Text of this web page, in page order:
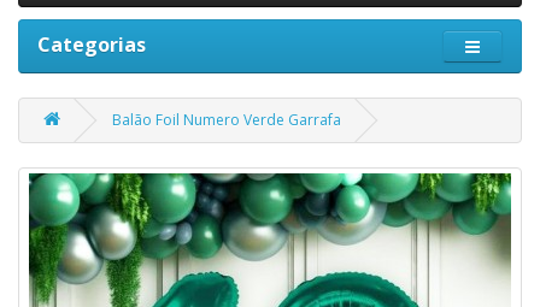
Categorias
Balão Foil Numero Verde Garrafa